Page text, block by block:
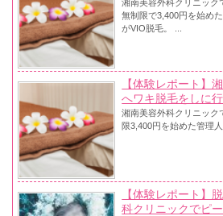
湘南美容外科クリニック
無制限で3,400円を始め
がVIO脱毛。 ...
【体験レポート】
へワキ脱毛をしに
湘南美容外科クリニック
限3,400円を始めた管理人
【体験レポート】
科クリニックでピ